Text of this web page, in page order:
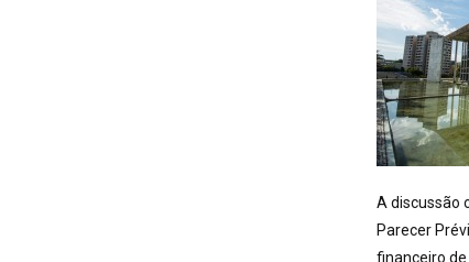
A discussão
Parecer
financeiro